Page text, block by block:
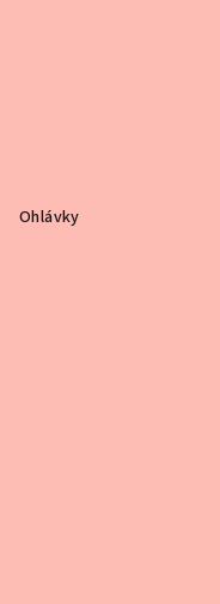
Ohlávky